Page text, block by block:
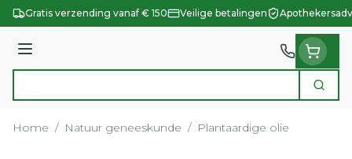
Ga naar de inhoud
Gratis verzending vanaf € 150 Veilige betalingen
Menu
Zoek
Home / Natuur geneeskunde / Plantaardige olie